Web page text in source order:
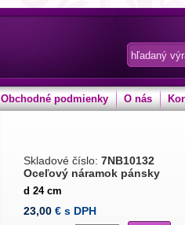
Obchodné podmienky O nás
Skladové číslo: 7NB10132
Oceľový náramok pánsky
d 24 cm
23,00 € s DPH